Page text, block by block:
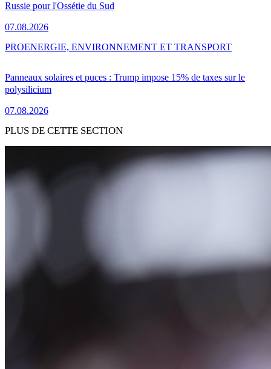
Russie pour l'Ossétie du Sud
07.08.2026
Panneaux solaires et puces : Trump impose 15% de taxes sur le
polysilicium
07.08.2026
PROENERGIE, ENVIRONNEMENT ET TRANSPORT
PLUS DE CETTE SECTION